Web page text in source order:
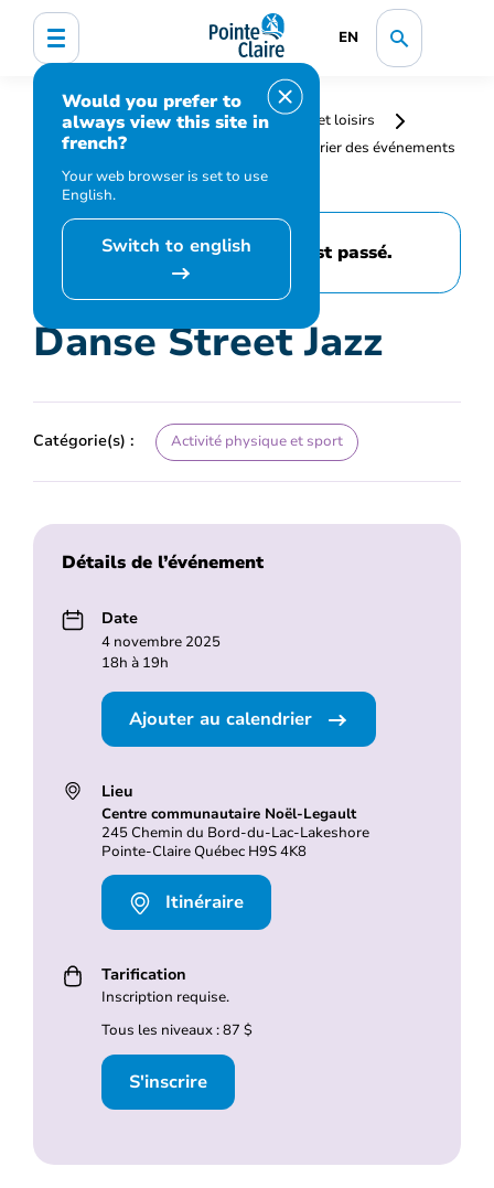
EN
Would you prefer to
always view this site in
french?
Your web browser is set to use
English.
Switch to english
Accueil
Bibliothèque, culture, sports et loisirs
Programmation et inscription
Calendrier des événements
et activités
Danse Street Jazz
Cet événement est passé.
Danse Street Jazz
Catégorie(s) : Activité physique et sport
Détails de l’événement
Date
4 novembre 2025
18h à 19h
Ajouter au calendrier
Lieu
Centre communautaire Noël-Legault
245 Chemin du Bord-du-Lac-Lakeshore
Pointe-Claire Québec H9S 4K8
Itinéraire
Tarification
Inscription requise.
Tous les niveaux : 87 $
S'inscrire